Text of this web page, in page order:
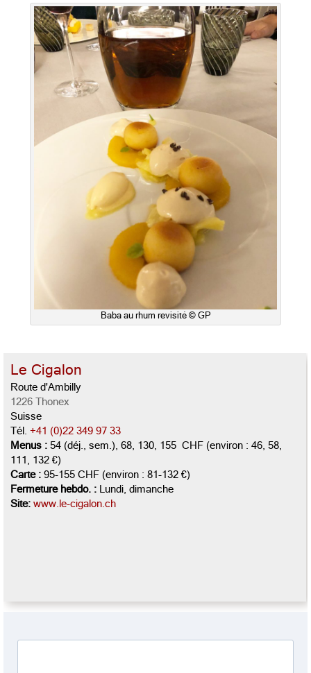
Baba au rhum revisité © GP
Le Cigalon
Route d'Ambilly
1226 Thonex
Suisse
Tél. +41 (0)22 349 97 33
Menus : 54 (déj., sem.), 68, 130, 155 CHF (environ : 46, 58,
111, 132 €)
Carte : 95-155 CHF (environ : 81-132 €)
Fermeture hebdo. : Lundi, dimanche
Site: www.le-cigalon.ch